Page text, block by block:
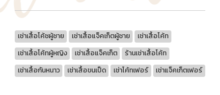
เช่าเสื้อโค้ชผู้ชาย เช่าเสื้อแจ็คเก็ตผู้ชาย
เช่าเสื้อโค้ท
เช่าเสื้อโค้ทผู้หญิง
เช่าเสื้อแจ็คเก็ต
ร้านเช่าเสื้อโค้ท
เช่าเสื้อกันหนาว
เช่าเสื้อขนเป็ด เช่าโค้ทเฟอร์ เช่าแจ็คเก็ตเฟอร์